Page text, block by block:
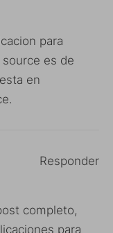
para
es de
en
completo,
para
Responder